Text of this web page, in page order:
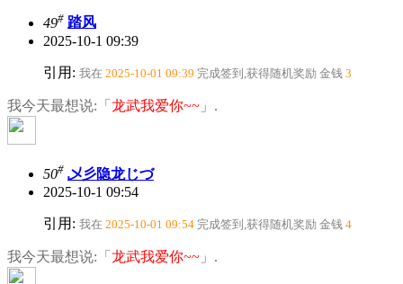
49# 踏风
2025-10-1 09:39
引用: 我在 2025-10-01 09:39 完成签到,获得随机奖励 金钱 3
我今天最想说:「 龙武我爱你~~ 」.
50# 乄彡隐龙じづ
2025-10-1 09:54
引用: 我在 2025-10-01 09:54 完成签到,获得随机奖励 金钱 4
我今天最想说:「 龙武我爱你~~ 」.